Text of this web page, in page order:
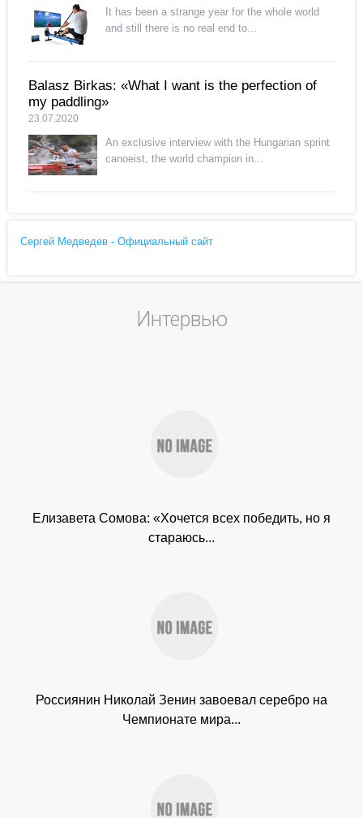
It has been a strange year for the whole world
and still there is no real end to...
Balasz Birkas: «What I want is the perfection of
my paddling»
23.07.2020
An exclusive interview with the Hungarian sprint
canoeist, the world champion in...
Сергей Медведев - Официальный сайт
Интервью
Елизавета Сомова: «Хочется всех победить, но я
стараюсь...
Россиянин Николай Зенин завоевал серебро на
Чемпионате мира...